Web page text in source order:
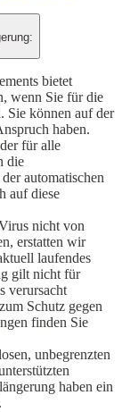
bietet
wenn Sie für die
Sie können auf der
haben.
für alle
die
automatischen
auf diese
nicht von
erstatten wir
laufendes
gilt nicht für
verursacht
Schutz gegen
finden Sie
unbegrenzten
haben ein